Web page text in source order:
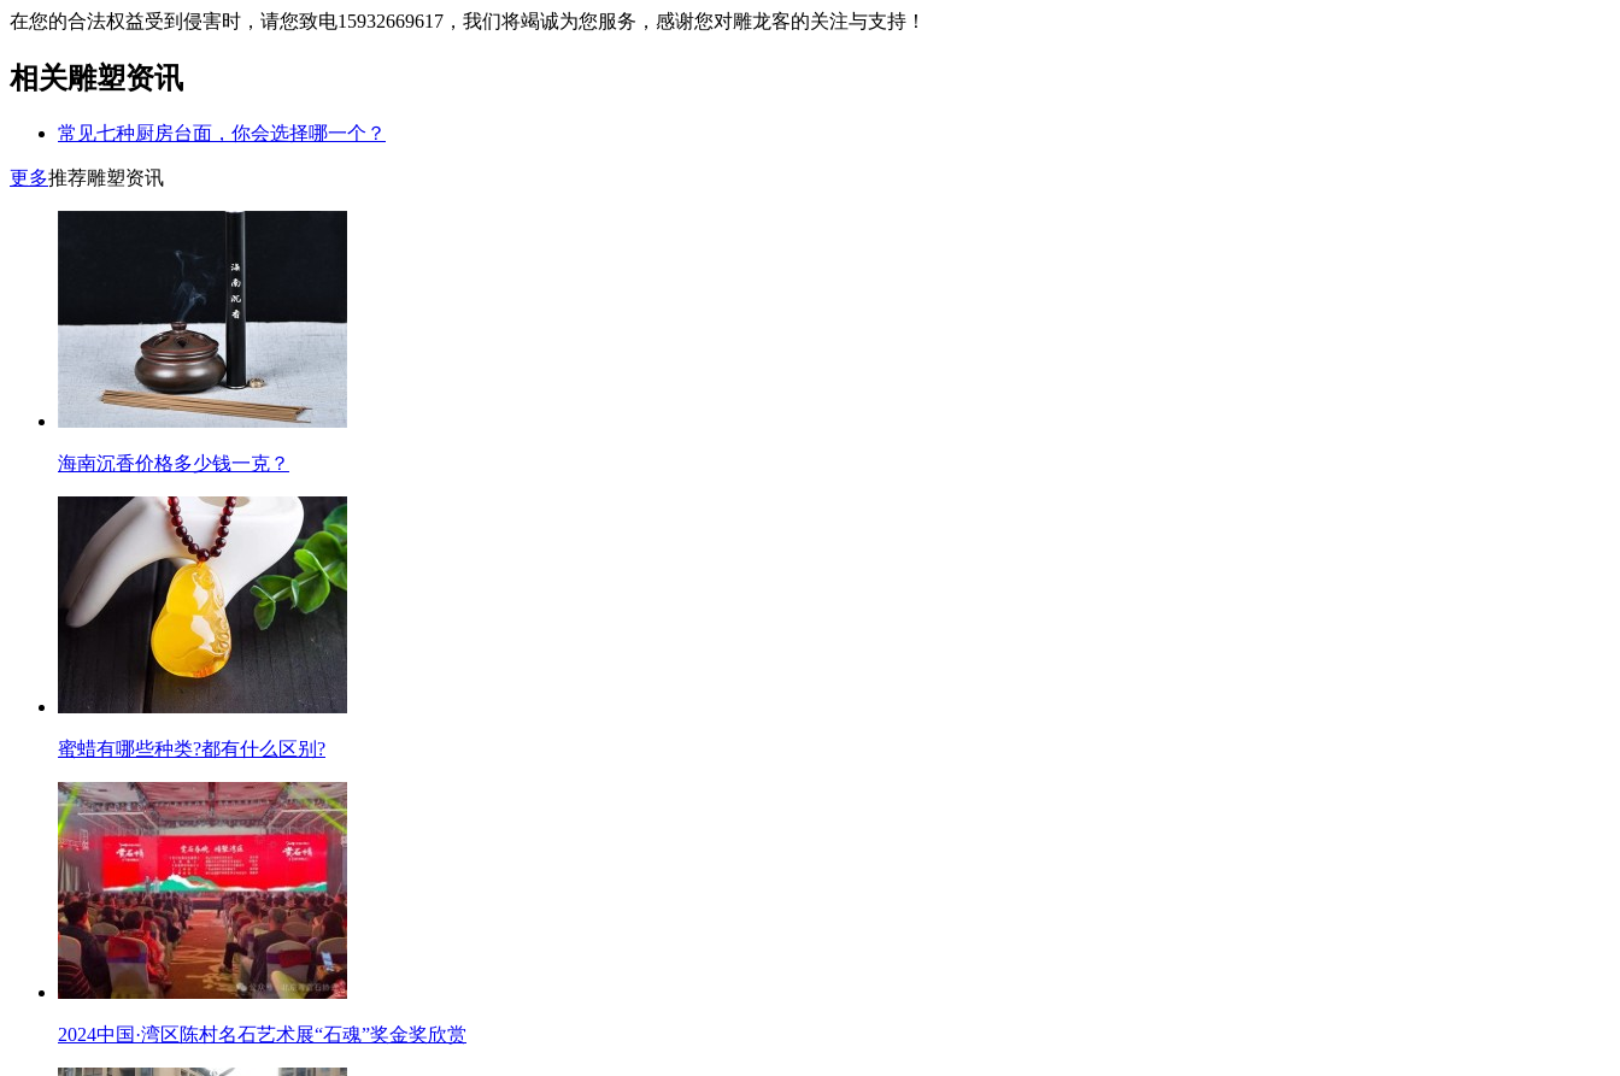
在您的合法权益受到侵害时，请您致电15932669617，我们将竭诚为您服务，感谢您对雕龙客的关注与支持！
相关雕塑资讯
常见七种厨房台面，你会选择哪一个？
更多推荐雕塑资讯
海南沉香价格多少钱一克？
蜜蜡有哪些种类?都有什么区别?
2024中国·湾区陈村名石艺术展“石魂”奖金奖欣赏